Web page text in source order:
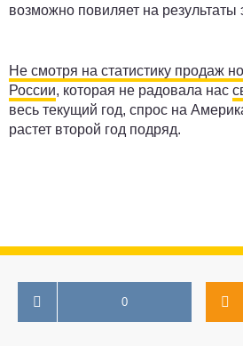
возможно повиляет на результаты
Не смотря на статистику продаж
России, которая не радовала нас
весь текущий год, спрос на
растет второй год подряд.
0